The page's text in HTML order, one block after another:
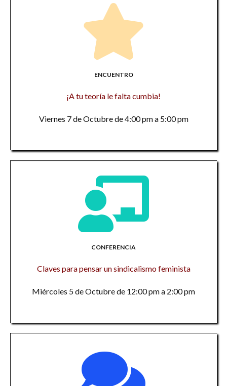
ENCUENTRO
¡A tu teoría le falta cumbia!
Viernes 7 de Octubre de 4:00 pm a 5:00 pm
CONFERENCIA
Claves para pensar un sindicalismo feminista
Miércoles 5 de Octubre de 12:00 pm a 2:00 pm